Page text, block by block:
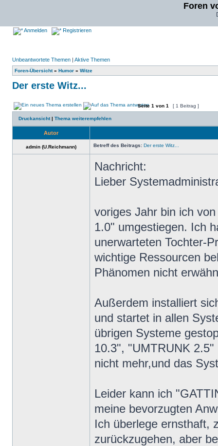
Foren
Anmelden Registrieren
Unbeantwortete Themen | Aktive Themen
Foren-Übersicht» Humor » Witze
Der erste Witz...
Seite 1 von 1 [ 1 Beitrag ]
Druckansicht| Thema weiterempfehlen
Autor
admin (U.Reichmann) Betreff des Beitrags: Der erste Witz...
Nachricht:
Lieber
voriges Jahr bin ich
1.0" umgestiegen. Ich
unerwarteten Tochter-
wichtige Ressourcen
Phänomen nicht
Außerdem installiert
und startet in allen
übrigen Systeme
10.3", "UMTRUNK
nicht mehr,und das
Leider kann ich
meine bevorzugten
Ich überlege ernsthaft,
zurückzugehen, aber